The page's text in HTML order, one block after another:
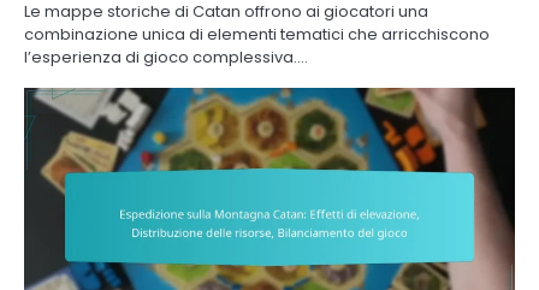
Le mappe storiche di Catan offrono ai giocatori una
combinazione unica di elementi tematici che arricchiscono
l’esperienza di gioco complessiva.…